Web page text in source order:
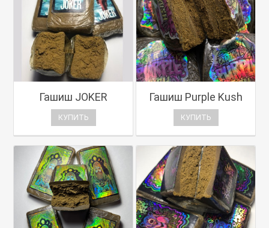
Гашиш JOKER
КУПИТЬ
Гашиш Purple Kush
КУПИТЬ